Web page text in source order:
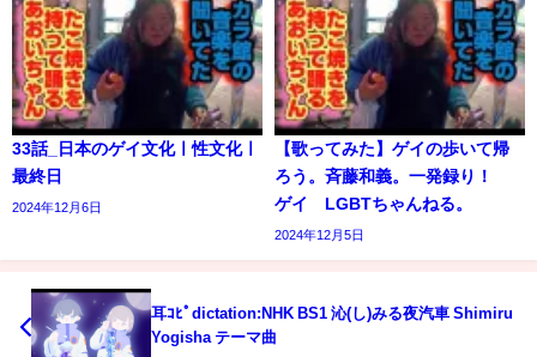
33話_日本のゲイ文化ㅣ性文化ㅣ
最終日
2024年12月6日
【歌ってみた】ゲイの歩いて帰
ろう。斉藤和義。一発録り！
ゲイ LGBTちゃんねる。
2024年12月5日
耳ｺﾋﾟdictation:NHK BS1 沁(し)みる夜汽車 Shimiru
Yogisha テーマ曲